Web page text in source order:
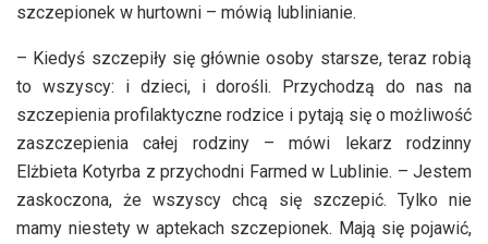
szczepionek w hurtowni – mówią lublinianie.
– Kiedyś szczepiły się głównie osoby starsze, teraz robią
to wszyscy: i dzieci, i dorośli. Przychodzą do nas na
szczepienia profilaktyczne rodzice i pytają się o możliwość
zaszczepienia całej rodziny – mówi lekarz rodzinny
Elżbieta Kotyrba z przychodni Farmed w Lublinie. – Jestem
zaskoczona, że wszyscy chcą się szczepić. Tylko nie
mamy niestety w aptekach szczepionek. Mają się pojawić,